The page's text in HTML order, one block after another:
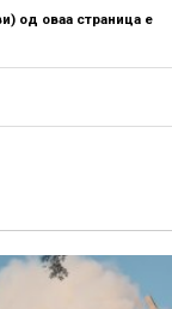
од оваа страница е